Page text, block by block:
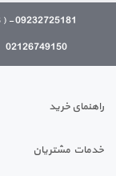
02126749150
راهنمای خرید
خدمات مشتریان